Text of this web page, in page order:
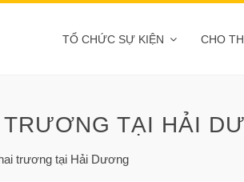
TỔ CHỨC SỰ KIỆN CHO
TẠI HẢI
trương tại Hải Dương